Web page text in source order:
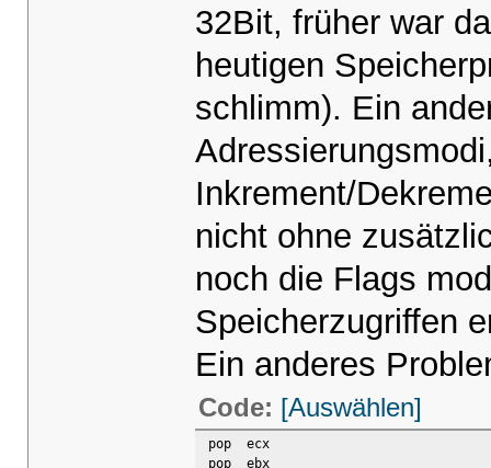
32Bit, früher war
heutigen
schlimm). Ein
Inkrement/
nicht ohne
noch die Flags
Speicherzugriffen
Ein anderes
Code: [Auswählen]
pop ecx
pop ebx